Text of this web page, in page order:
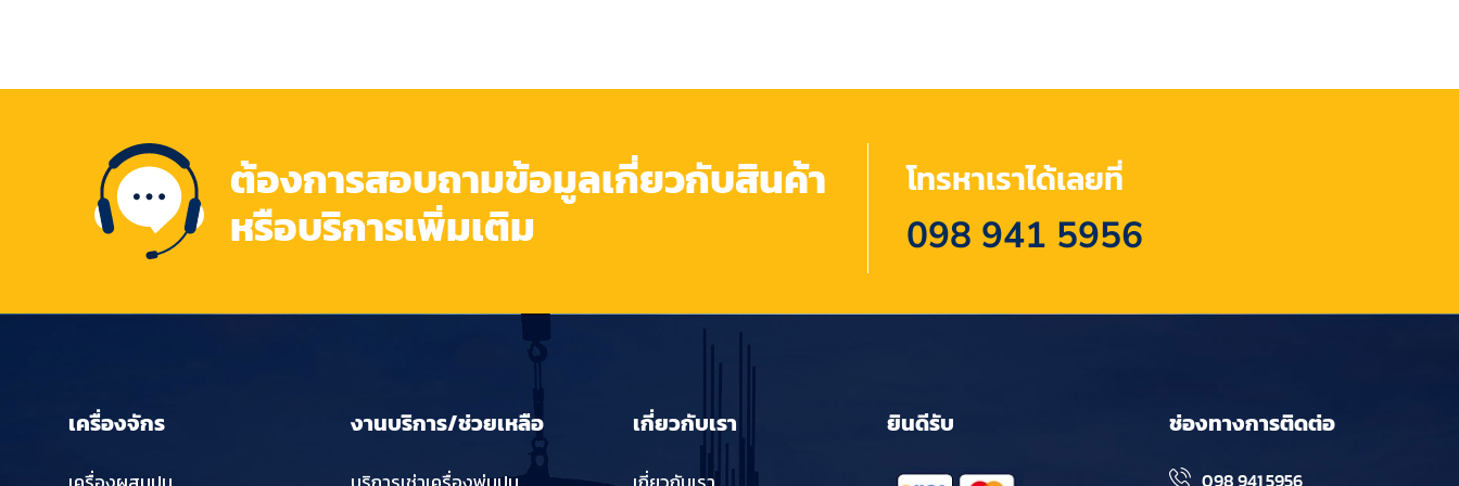
ต้องการสอบถามข้อมูลเกี่ยวกับสินค้า
หรือบริการเพิ่มเติม
โทรหาเราได้เลยที่
098 941 5956
เครื่องจักร งานบริการ/ช่วยเหลือ เกี่ยวกับเรา ยินดีรับ ช่องทางการติดต่อ
098 941 5956